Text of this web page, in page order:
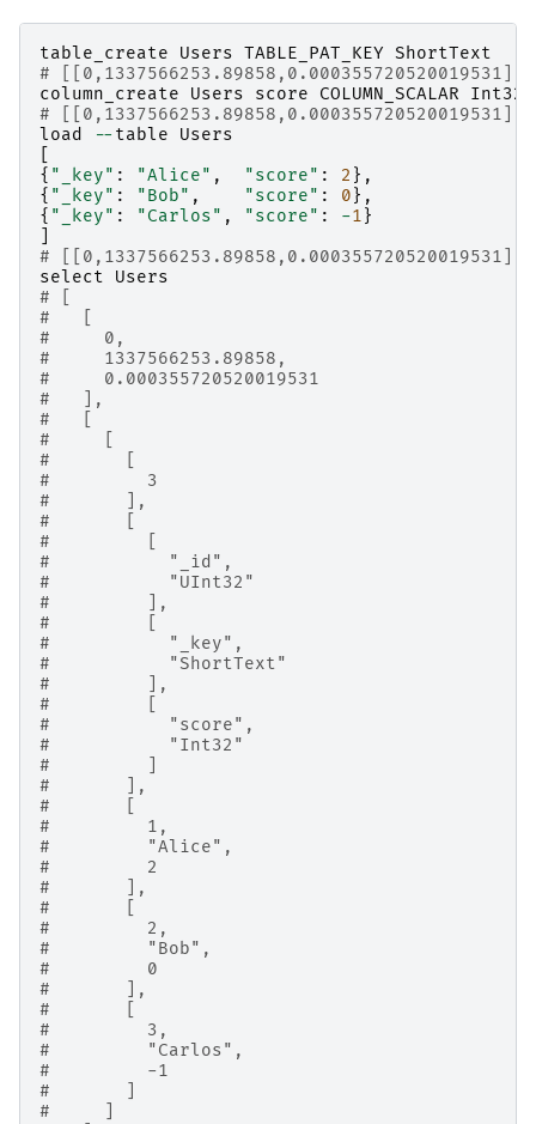
table_create Users TABLE_PAT_KEY ShortText
#
column_create
Users score COLUMN_SCALAR
Int32
#
load
-- table
Users
{ "_key" : "Alice" , "score" : 2 },
{ "_key" : "Bob" , "score" : 0},
{ "_key" : "Carlos" , "score" : -1}
#
select
Users
# [
#   [
#     0,
#     1337566253.89858,
#     0.000355720520019531
#   ],
#   [
#     [
#       [
#         3
#       ],
#       [
#         [
#           "_id",
#           "UInt32"
#         ],
#         [
#           "_key",
#           "ShortText"
#         ],
#         [
#           "score",
#           "Int32"
#         ]
#       ],
#       [
#         1,
#         "Alice",
#         2
#       ],
#       [
#         2,
#         "Bob",
#         0
#       ],
#       [
#         3,
#         "Carlos",
#         -1
#       ]
#     ]